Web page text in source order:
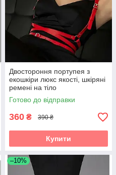
Двостороння портупея з
екошкіри люкс якості, шкіряні
ремені на тіло
Готово до відправки
360 ₴ 390 ₴
Купити
–10%